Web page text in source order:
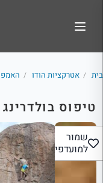
בית / אטרקציות הודו /
טיפוס
שמור
למועדפים